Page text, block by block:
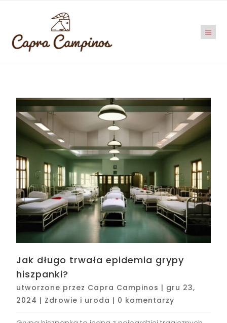
Jak długo trwała epidemia grypy
hiszpanki?
utworzone przez Capra Campinos | gru 23,
2024 | Zdrowie i uroda | 0 komentarzy